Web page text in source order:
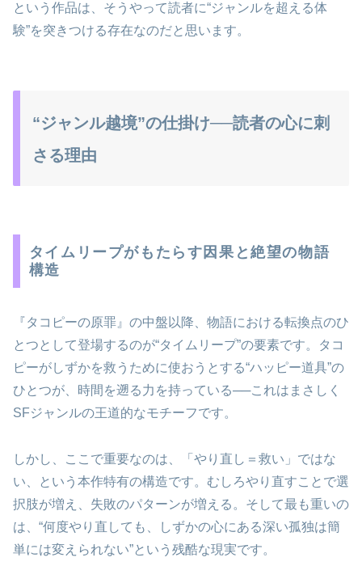
という作品は、そうやって読者に“ジャンルを超える体
験”を突きつける存在なのだと思います。
“ジャンル越境”の仕掛け──読者の心に刺
さる理由
タイムリープがもたらす因果と絶望の物語
構造
『タコピーの原罪』の中盤以降、物語における転換点のひ
とつとして登場するのが“タイムリープ”の要素です。タコ
ピーがしずかを救うために使おうとする“ハッピー道具”の
ひとつが、時間を遡る力を持っている──これはまさしく
SFジャンルの王道的なモチーフです。
しかし、ここで重要なのは、「やり直し＝救い」ではな
い、という本作特有の構造です。むしろやり直すことで選
択肢が増え、失敗のパターンが増える。そして最も重いの
は、“何度やり直しても、しずかの心にある深い孤独は簡
単には変えられない”という残酷な現実です。